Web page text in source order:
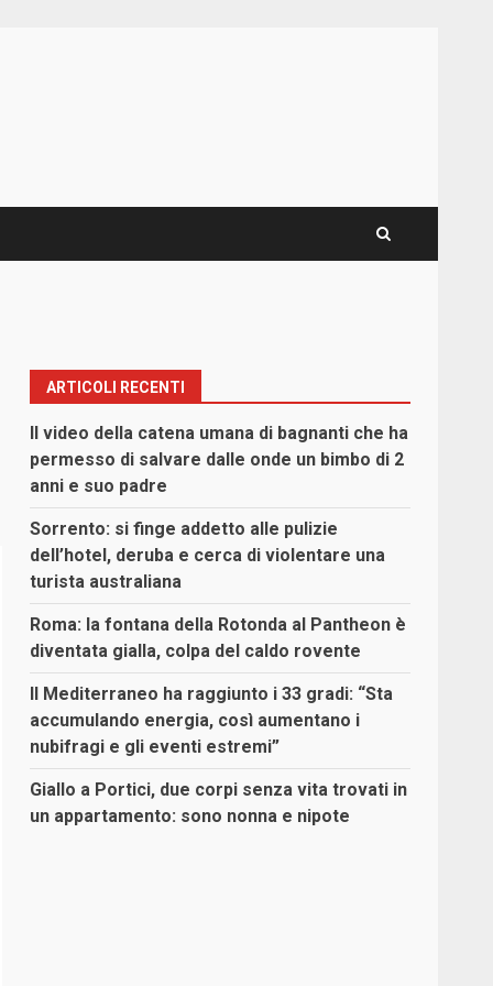
ARTICOLI RECENTI
Il video della catena umana di bagnanti che ha
permesso di salvare dalle onde un bimbo di 2
anni e suo padre
Sorrento: si finge addetto alle pulizie
dell’hotel, deruba e cerca di violentare una
turista australiana
Roma: la fontana della Rotonda al Pantheon è
diventata gialla, colpa del caldo rovente
Il Mediterraneo ha raggiunto i 33 gradi: “Sta
accumulando energia, così aumentano i
nubifragi e gli eventi estremi”
Giallo a Portici, due corpi senza vita trovati in
un appartamento: sono nonna e nipote